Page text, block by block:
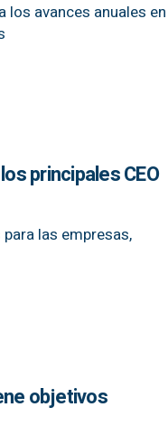
los avances anuales en
principales CEO
las empresas,
objetivos